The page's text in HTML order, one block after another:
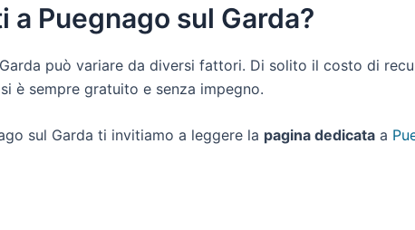
Puegnago sul Garda?
può variare da diversi fattori. Di solito il costo di
è sempre gratuito e senza impegno.
sul Garda ti invitiamo a leggere la pagina dedicata a